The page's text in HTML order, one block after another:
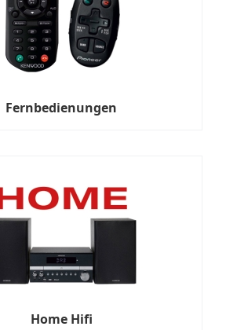
Fernbedienungen
Home Hifi